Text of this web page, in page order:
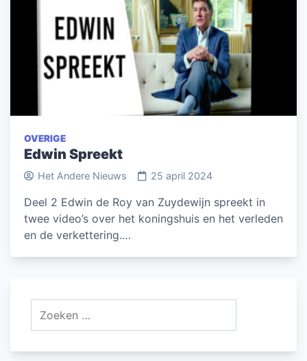
OVERIGE
Edwin Spreekt
Het Andere Nieuws 25 april 2024
Deel 2 Edwin de Roy van Zuydewijn spreekt in
twee video’s over het koningshuis en het verleden
en de verkettering.…
Zoeken